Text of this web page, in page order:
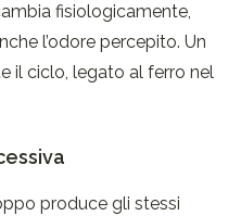
fisiologicamente,
l’odore percepito. Un
il ciclo, legato al ferro nel
produce gli stessi